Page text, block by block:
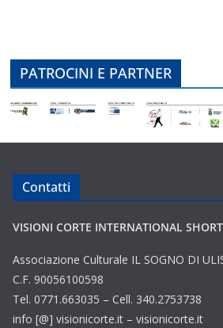
PATROCINI E PARTNER
Contatti
VISIONI CORTE INTERNATIONAL
Associazione Culturale IL SOGNO DI
C.F. 90056100598
Tel. 0771.663035 – Cell. 340.2753738
info [@] visionicorte.it – visionicorte.it